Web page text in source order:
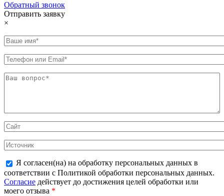
Обратный звонок
Отправить заявку
×
Я согласен(на) на обработку персональных данных в
соответствии с Политикой обработки персональных данных.
Согласие действует до достижения целей обработки или
моего отзыва *